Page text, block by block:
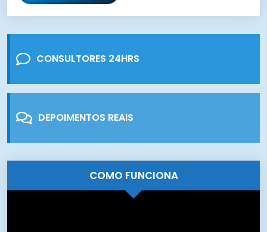
CONSULTORES 24HRS
DEPOIMENTOS REAIS
COMO FUNCIONA